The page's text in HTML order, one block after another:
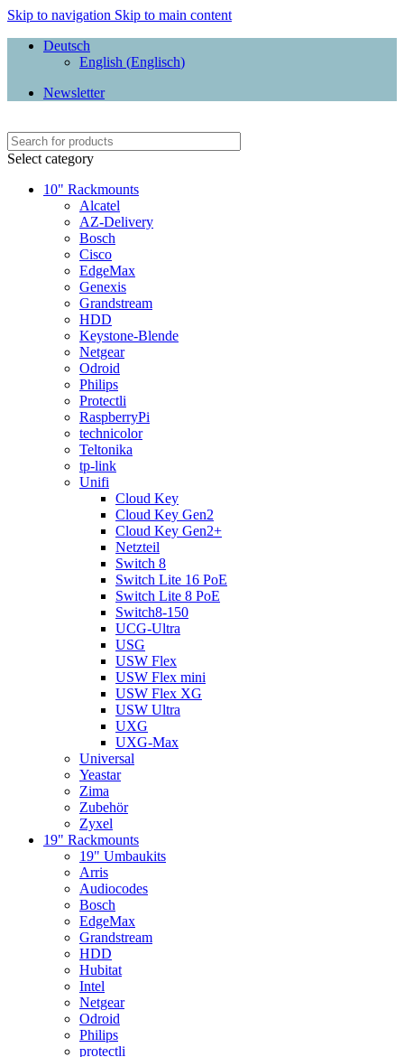
Skip to navigation Skip to main content
Deutsch
English (Englisch)
Newsletter
Select category
10" Rackmounts
Alcatel
AZ-Delivery
Bosch
Cisco
EdgeMax
Genexis
Grandstream
HDD
Keystone-Blende
Netgear
Odroid
Philips
Protectli
RaspberryPi
technicolor
Teltonika
tp-link
Unifi
Cloud Key
Cloud Key Gen2
Cloud Key Gen2+
Netzteil
Switch 8
Switch Lite 16 PoE
Switch Lite 8 PoE
Switch8-150
UCG-Ultra
USG
USW Flex
USW Flex mini
USW Flex XG
USW Ultra
UXG
UXG-Max
Universal
Yeastar
Zima
Zubehör
Zyxel
19" Rackmounts
19" Umbaukits
Arris
Audiocodes
Bosch
EdgeMax
Grandstream
HDD
Hubitat
Intel
Netgear
Odroid
Philips
protectli